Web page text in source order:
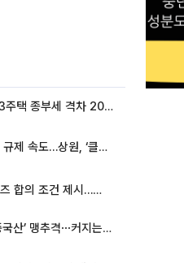
종부세 개편에도…1·3주택 종부세 격차 2028년부터 확대
미국, 가상자산 포괄 규제 속도…상원, ‘클래리티법’ 9월 절차투표 추진
이란, 미국에 호르무즈 합의 조건 제시…美 “경기 아직 안 끝나” [종합]
맥북 품은 삼성에 ‘중국산’ 맹추격⋯커지는 노트북 OLED 시장